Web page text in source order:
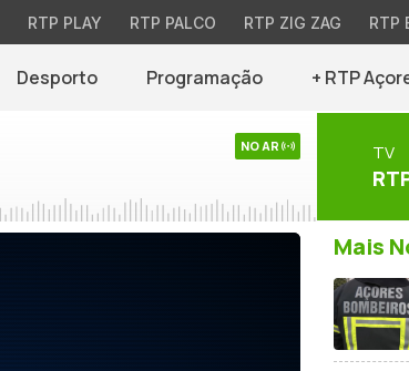
RTP PLAY RTP PALCO RTP ZIG ZAG RTP
Desporto Programação + RTP
NO AR TV
Mais